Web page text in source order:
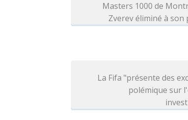
Masters 1000 de
Zverev éliminé à son
La Fifa "présente des
polémique sur